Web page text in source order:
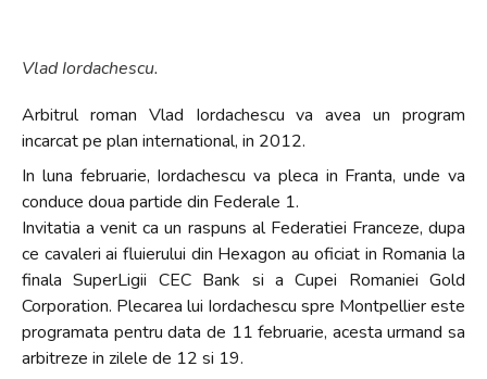
with
content.
Vlad Iordachescu.
Arbitrul roman Vlad Iordachescu va avea un program
incarcat pe plan international, in 2012.
In luna februarie, Iordachescu va pleca in Franta, unde va
conduce doua partide din Federale 1.
Invitatia a venit ca un raspuns al Federatiei Franceze, dupa
ce cavaleri ai fluierului din Hexagon au oficiat in Romania la
finala SuperLigii CEC Bank si a Cupei Romaniei Gold
Corporation. Plecarea lui Iordachescu spre Montpellier este
programata pentru data de 11 februarie, acesta urmand sa
arbitreze in zilele de 12 si 19.